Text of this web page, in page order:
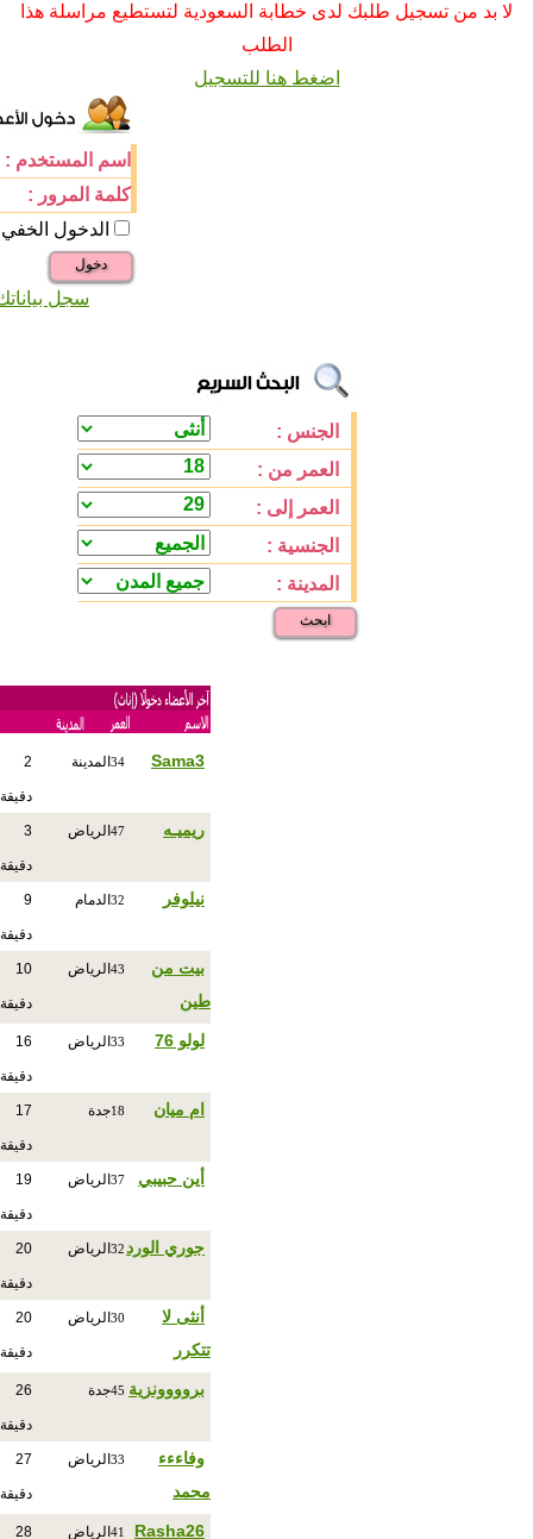
لا بد من تسجيل طلبك لدى خطابة السعودية لتستطيع مراسلة هذا
الطلب
اضغط هنا للتسجيل
اسم المستخدم :
كلمة المرور :
الدخول الخفي
دخول
سجل
الجنس :
العمر من :
العمر إلى :
الجنسية :
المدينة :
ابحث
Sama3
34 المدينة 2
دقيقة
ريميـه 47 الرياض 3
دقيقة
نيلوفر 32 الدمام 9
دقيقة
بيت من
طين
43 الرياض 10
دقيقة
لولو 76 33 الرياض 16
دقيقة
ام ميان 18جدة 17
دقيقة
أين حبيبي 37 الرياض 19
دقيقة
جوري الورد32 الرياض 20
دقيقة
أنثى لا
تتكرر
30 الرياض 20
دقيقة
بروووونزية 45جدة 26
دقيقة
وفاءءء
محمد
33 الرياض 27
دقيقة
Rasha26
41 الرياض 28